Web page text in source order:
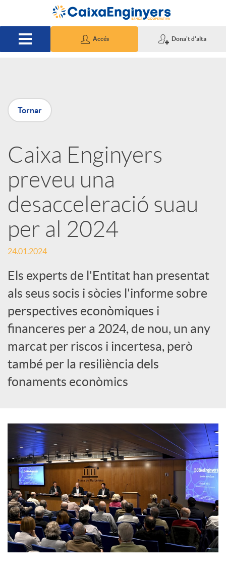
Salta al contingut principal
Accés Dona't d'alta
P
u
b
l
i
c
a
d
o
r
d
e
c
o
n
Tornar
Caixa Enginyers
preveu una
desacceleració suau
per al 2024
24.01.2024
Els experts de l'Entitat han presentat
als seus socis i sòcies l'informe sobre
perspectives econòmiques i
financeres per a 2024, de nou, un any
marcat per riscos i incertesa, però
també per la resiliència dels
fonaments econòmics